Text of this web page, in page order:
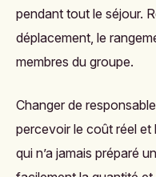
pendant tout le séjour.
déplacement, le
membres du groupe.
Changer de
percevoir le coût réel et
qui n’a jamais préparé